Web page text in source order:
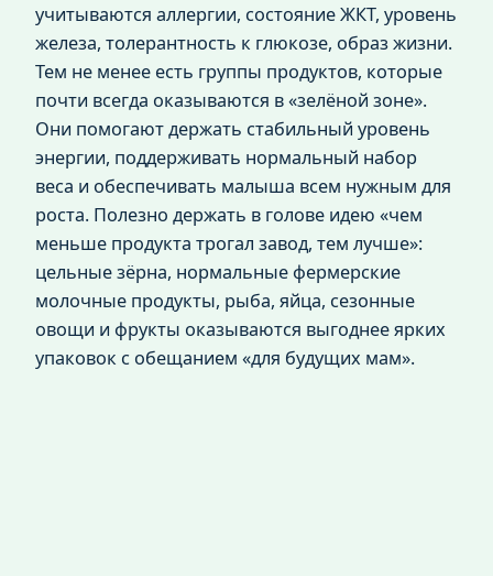
учитываются аллергии, состояние ЖКТ, уровень
железа, толерантность к глюкозе, образ жизни.
Тем не менее есть группы продуктов, которые
почти всегда оказываются в «зелёной зоне».
Они помогают держать стабильный уровень
энергии, поддерживать нормальный набор
веса и обеспечивать малыша всем нужным для
роста. Полезно держать в голове идею «чем
меньше продукта трогал завод, тем лучше»:
цельные зёрна, нормальные фермерские
молочные продукты, рыба, яйца, сезонные
овощи и фрукты оказываются выгоднее ярких
упаковок с обещанием «для будущих мам».